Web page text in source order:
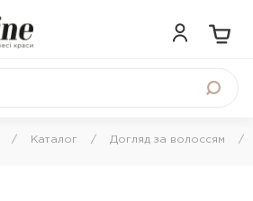
Каталог Догляд за волоссям